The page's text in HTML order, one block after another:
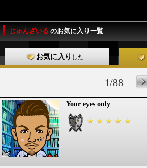
じゅんざいる のお気に入り一覧
お気に入り した
1/88
Your eyes only